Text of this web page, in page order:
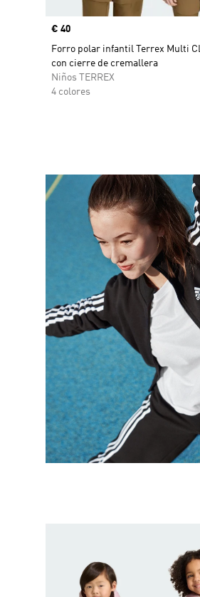
Precio
€ 40
Forro polar infantil Terrex Multi
con cierre de cremallera
Niños TERREX
4 colores